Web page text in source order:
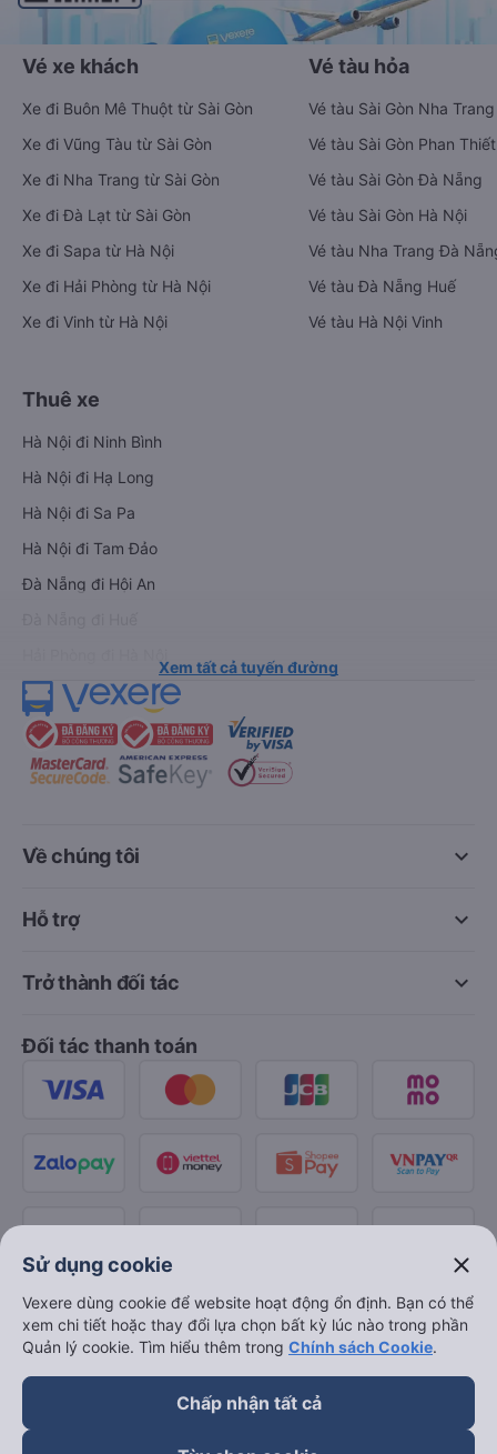
Vé xe khách
Xe đi Buôn Mê Thuột từ Sài Gòn
Xe đi Vũng Tàu từ Sài Gòn
Xe đi Nha Trang từ Sài Gòn
Xe đi Đà Lạt từ Sài Gòn
Xe đi Sapa từ Hà Nội
Xe đi Hải Phòng từ Hà Nội
Xe đi Vinh từ Hà Nội
Vé tàu hỏa
Vé tàu Sài Gòn Nha Trang
Vé tàu Sài Gòn Phan Thiết
Vé tàu Sài Gòn Đà Nẵng
Vé tàu Sài Gòn Hà Nội
Vé tàu Nha Trang Đà
Vé tàu Đà Nẵng Huế
Vé tàu Hà Nội Vinh
Thuê xe
Hà Nội đi Ninh Bình
Hà Nội đi Hạ Long
Hà Nội đi Sa Pa
Hà Nội đi Tam Đảo
Đà Nẵng đi Hội An
Xem tất cả tuyến đường
keyboard_arrow_down
Về chúng tôi
keyboard_arrow_down
Hỗ trợ
keyboard_arrow_down
Trở thành đối tác
Đối tác thanh toán
Sử dụng cookie close
Vexere dùng cookie để website hoạt động ổn định. Bạn có thể
xem chi tiết hoặc thay đổi lựa chọn bất kỳ lúc nào trong phần
Quản lý cookie. Tìm hiểu thêm trong Chính sách Cookie.
Chấp nhận tất cả